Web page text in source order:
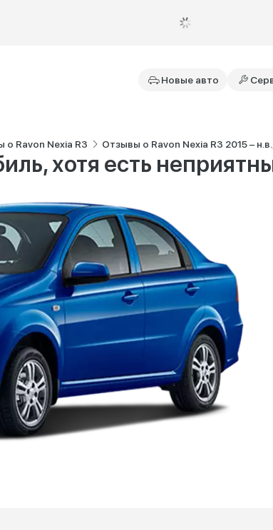
Новые авто
о Ravon Nexia R3 Отзывы о Ravon Nexia R3 2015 –
хотя есть